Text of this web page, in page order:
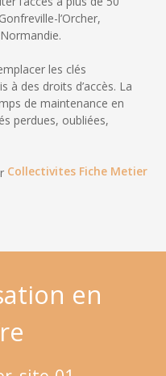
l’Orcher,
les clés
à des droits d’accès. La
de maintenance en
perdues, oubliées,
Collectivites Fiche Metier
en